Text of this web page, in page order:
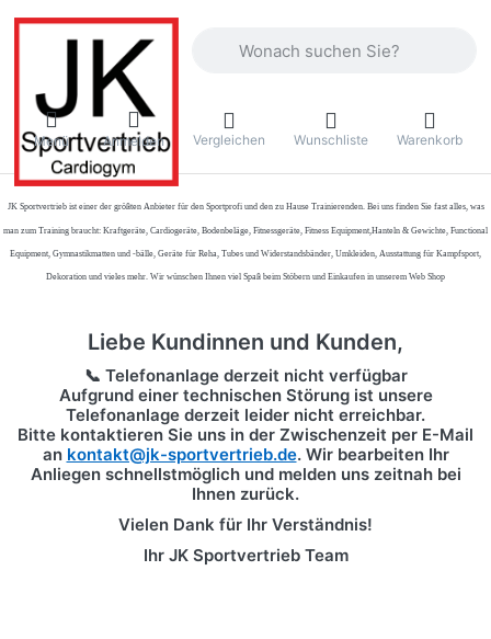
Menü Anmelden Vergleichen Wunschliste Warenkorb
JK Sportvertrieb ist einer der größten Anbieter für den Sportprofi und den zu Hause Trainierenden. Bei uns finden Sie fast alles, was
man zum Training braucht: Kraftgeräte, Cardiogeräte, Bodenbeläge, Fitnessgeräte, Fitness Equipment,Hanteln & Gewichte, Functional
Equipment, Gymnastikmatten und -bälle, Geräte für Reha, Tubes und Widerstandsbänder, Umkleiden, Ausstattung für Kampfsport,
Dekoration und vieles mehr. Wir wünschen Ihnen viel Spaß beim Stöbern und Einkaufen in unserem Web Shop
Liebe Kundinnen und Kunden,
📞 Telefonanlage derzeit nicht verfügbar
Aufgrund einer technischen Störung ist unsere
Telefonanlage derzeit leider nicht erreichbar.
Bitte kontaktieren Sie uns in der Zwischenzeit per E-Mail
an kontakt@jk-sportvertrieb.de. Wir bearbeiten Ihr
Anliegen schnellstmöglich und melden uns zeitnah bei
Ihnen zurück.
Vielen Dank für Ihr Verständnis!
Ihr JK Sportvertrieb Team